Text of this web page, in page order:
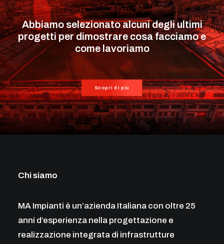
Abbiamo selezionato alcuni degli ultimi
progetti per dimostrare cosa facciamo e
come lavoriamo
Scopri di più
Chi siamo
MA Impianti è un’azienda Italiana con oltre 25
anni d’esperienza nella progettazione e
realizzazione integrata di infrastrutture